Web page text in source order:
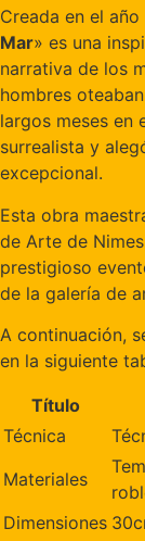
Creada en el
Mar» es una
narrativa de los
hombres
largos meses en
surrealista y
excepcional.
Esta obra
de Arte de
prestigioso
de la galería de
A continuación,
en la siguiente
Título
Técnica
Materiales
Dimensiones